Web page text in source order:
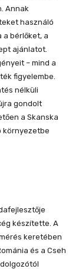
Annak
használó
a bérlőket, a
ajánlatot.
– mind a
figyelembe.
nélküli
gondolt
a Skanska
környezetbe
készítette. A
keretében
és a Cseh